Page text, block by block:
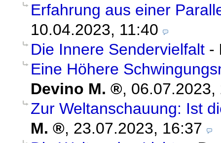
Erfahrung aus einer
10.04.2023, 11:40
Die Innere Sendervielfalt -
Eine Höhere
Devino M.
, 06.07.2023,
Zur Weltanschauung: Ist
M.
, 23.07.2023, 16:37